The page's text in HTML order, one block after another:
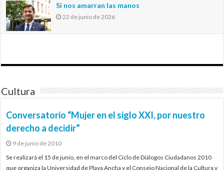
Si nos amarran las manos
22 de junio de 2026
Cultura
Conversatorio “Mujer en el siglo XXI, por nuestro
derecho a decidir”
9 de junio de 2010
Se realizará el 15 de junio, en el marco del Ciclo de Diálogos Ciudadanos 2010
que organiza la Universidad de Playa Ancha y el Consejo Nacional de la Cultura y